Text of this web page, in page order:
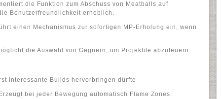
die Funktion zum Abschuss von Meatballs auf
Benutzerfreundlichkeit erheblich.
einen Mechanismus zur sofortigen MP-Erholung ein, wenn
die Auswahl von Gegnern, um Projektile abzufeuern
interessante Builds hervorbringen dürfte
bei jeder Bewegung automatisch Flame Zones.